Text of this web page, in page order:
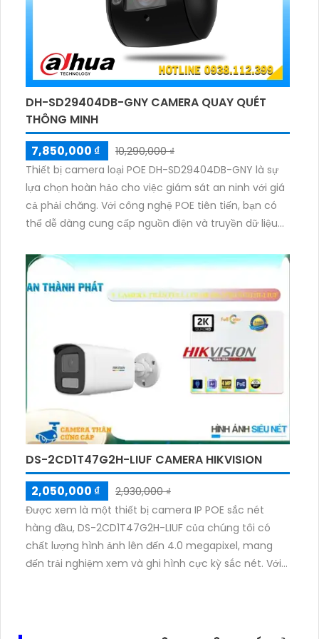
DH-SD29404DB-GNY CAMERA QUAY QUÉT
THÔNG MINH
7,850,000 ₫
10,290,000 ₫
Thiết bị camera loại POE DH-SD29404DB-GNY là sự
lựa chọn hoàn hảo cho việc giám sát an ninh với giá
cả phải chăng. Với công nghệ POE tiên tiến, bạn có
thể dễ dàng cung cấp nguồn điện và truyền dữ liệu
hình ảnh sắc nét, chất lượng cao và khả năng xoay
ngang lên tới 360 độ, phù hợp cho việc giám sát mọi
góc độ. Đặc biệt, camera được thiết kế với khả năng
chống nước và bụi, phù hợp sử dụng cả trong nhà và
DS-2CD1T47G2H-LIUF CAMERA HIKVISION
2,050,000 ₫
2,930,000 ₫
Được xem là một thiết bị camera IP POE sắc nét
hàng đầu, DS-2CD1T47G2H-LIUF của chúng tôi có
chất lượng hình ảnh lên đến 4.0 megapixel, mang
đến trải nghiệm xem và ghi hình cực kỳ sắc nét. Với
POE tiên tiến, giúp tiết kiệm năng lượng mà vẫn giữ